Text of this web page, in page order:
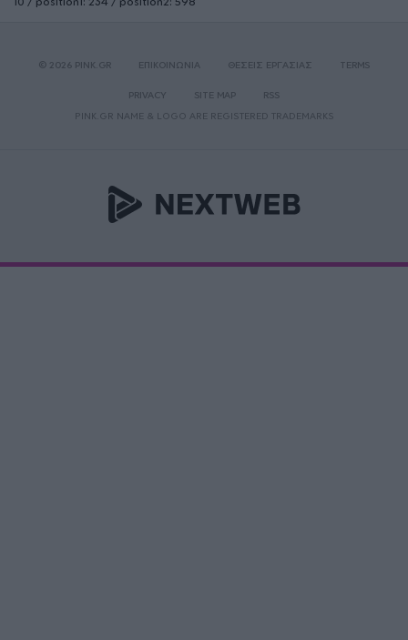
© 2026 PINK.GR ΕΠΙΚΟΙΝΩΝΙΑ ΘΕΣΕΙΣ ΕΡΓΑΣΙΑΣ TERMS
PRIVACY SITE MAP
RSS
PINK.GR NAME & LOGO ARE REGISTERED TRADEMARKS